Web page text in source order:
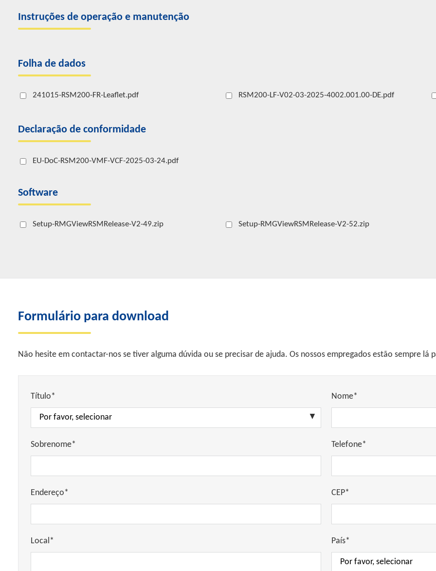
Instruções de operação e manutenção
Folha de dados
241015-RSM200-FR-Leaflet.pdf RSM200-LF-V02-03-2025-4002.001.00-DE.pdf
Declaração de conformidade
EU-DoC-RSM200-VMF-VCF-2025-03-24.pdf
Software
Setup-RMGViewRSMRelease-V2-49.zip Setup-RMGViewRSMRelease-V2-52.zip
Formulário para download
Não hesite em contactar-nos se tiver alguma dúvida ou se precisar de ajuda. Os nossos empregados estão sempre lá
Título* Nome*
Sobrenome* Telefone*
Endereço* CEP*
Local* País*